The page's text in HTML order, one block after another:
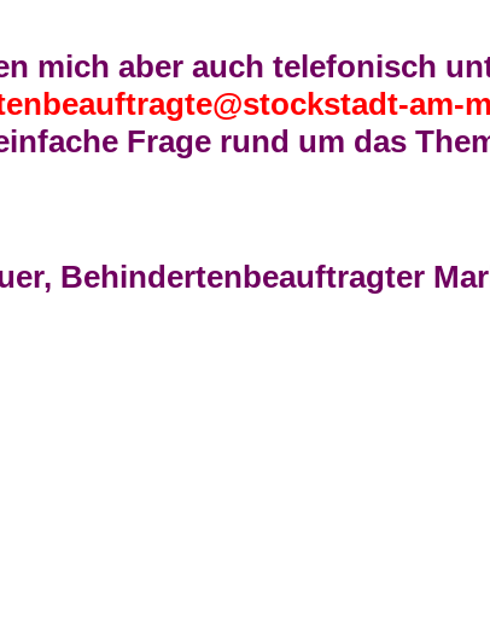
mich aber auch telefonisch
am-
Frage rund um das
Behindertenbeauftragter